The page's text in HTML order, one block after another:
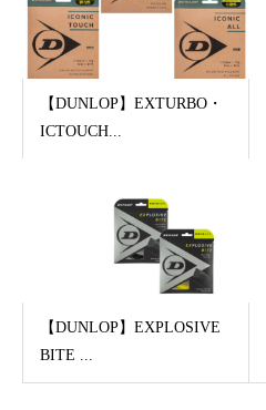
【DUNLOP】EXTURBO・
ICTOUCH...
【DUNLOP】EXPLOSIVE
BITE ...